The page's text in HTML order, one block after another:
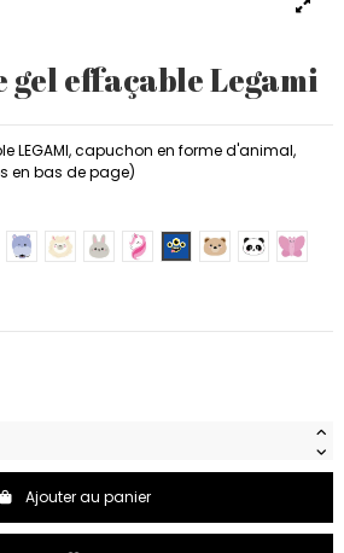
gel effaçable Legami
LEGAMI, capuchon en forme d'animal,
en bas de page)
Hippopotame
LamaLapinLicorneMonstreOurs Panda
Ajouter au panier